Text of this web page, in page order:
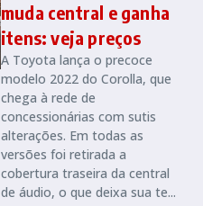
muda central e ganha
itens: veja preços
A Toyota lança o precoce
modelo 2022 do Corolla, que
chega à rede de
concessionárias com sutis
alterações. Em todas as
versões foi retirada a
cobertura traseira da central
de áudio, o que deixa sua te...